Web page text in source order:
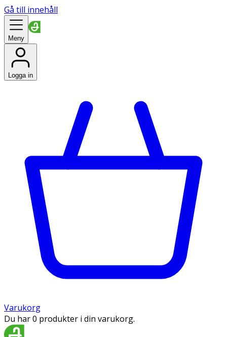
Gå till innehåll
Meny
Logga in
Varukorg
Du har 0 produkter i din varukorg.